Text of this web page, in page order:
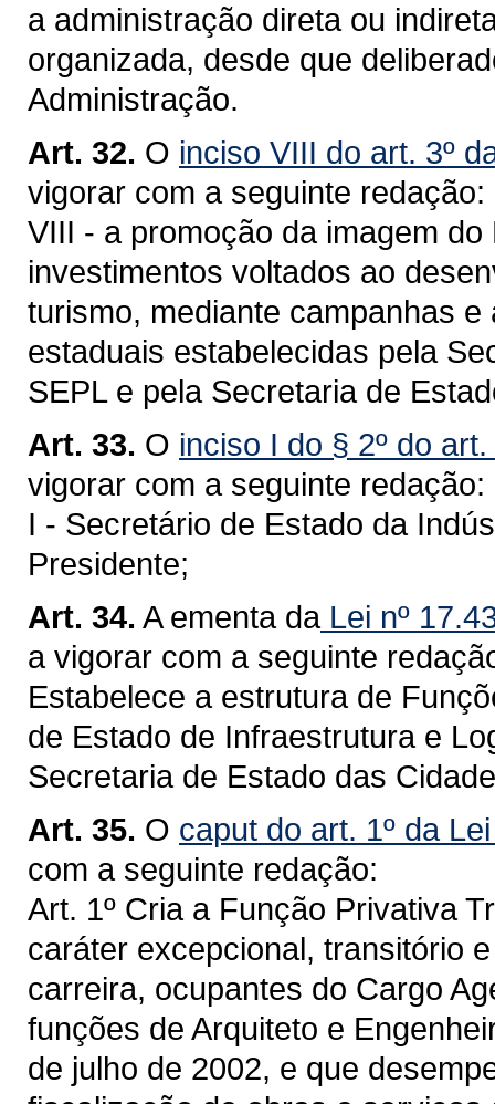
a administração direta ou
organizada, desde que
Administração.
Art. 32. O inciso VIII do art. 3º
vigorar com a seguinte redação:
VIII - a promoção da imagem
investimentos voltados ao
turismo, mediante campanhas
estaduais estabelecidas pela
SEPL e pela Secretaria de
Art. 33. O inciso I do § 2º do
vigorar com a seguinte redação:
I - Secretário de Estado da
Presidente;
Art. 34. A ementa daLei nº
a vigorar com a seguinte
Estabelece a estrutura de
de Estado de Infraestrutura e
Secretaria de Estado das
Art. 35. O caput do art. 1º da
com a seguinte redação:
Art. 1º Cria a Função Privativa
caráter excepcional, transitório
carreira, ocupantes do Cargo
funções de Arquiteto e
de julho de 2002, e que